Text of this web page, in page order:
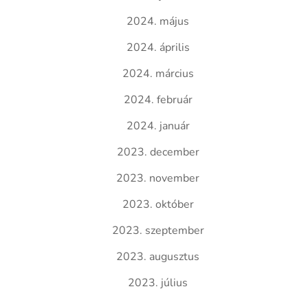
2024. május
2024. április
2024. március
2024. február
2024. január
2023. december
2023. november
2023. október
2023. szeptember
2023. augusztus
2023. július